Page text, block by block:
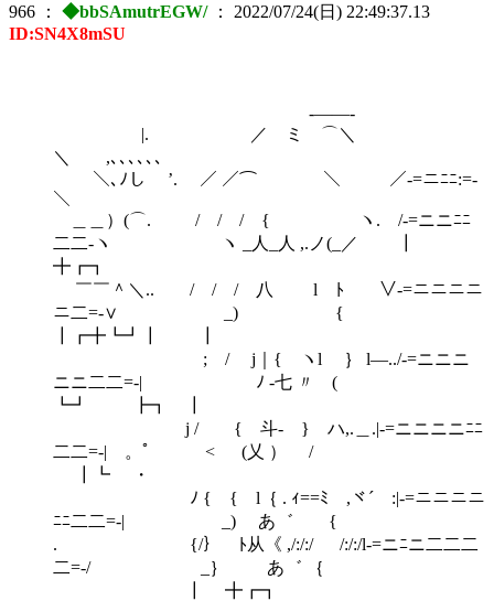
966 ： ◆bbSAmutrEGW/： 2022/07/24(日) 22:49:37.13
ID:SN4X8mSU
-――-
|. ／ ミ ⌒＼
＼ ,､､､､､､
＼､ﾉし ’. ／ ／⌒ ＼ ／-=ニﾆﾆ:=-
＼
＿＿）(⌒. / / / { ヽ. /-=ニニﾆﾆ
二二-ヽ ヽ _人_人 ,.ノ(_／ ┃
╋┏┓
￣￣＾＼.. / / / 八 l ﾄ ∨-=ニニニニ
ニ二=-∨ _) {
┃┏╋┗┛┃ ┃
; / j｜{ ヽl ｝ l―../-=ニニニ
ニニ二二=-| ﾉ ‐七 〃 (
┗┛ ┣┓ ┃
j / { 斗‐ } ハ,.＿.|-=ニニニニﾆﾆ
二二=-| 。ﾟ < (乂 ） /
┃┗ ・
ﾉ { { l｛ . ｨ==ﾐ ,ヾ´￣:|-=ニニニニ
ﾆﾆ二二=-| _) あ゛ {
. {/｝ ﾄ从《 ,/:/:/ /:/:/l-=ニﾆニ二二二
二=-/ _｝ あ゛ ｛
┃ ╋┏┓